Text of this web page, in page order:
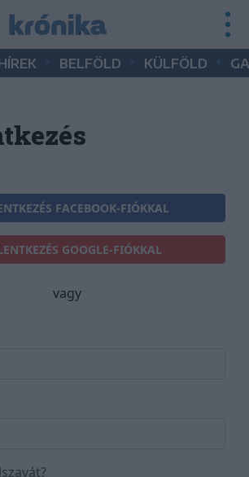
BELFÖLD KÜLFÖLD
FACEBOOK-FIÓKKAL
GOOGLE-FIÓKKAL
vagy